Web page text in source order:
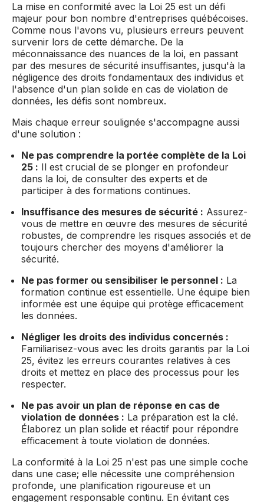
La mise en conformité avec la Loi 25 est un défi
majeur pour bon nombre d'entreprises québécoises.
Comme nous l'avons vu, plusieurs erreurs peuvent
survenir lors de cette démarche. De la
méconnaissance des nuances de la loi, en passant
par des mesures de sécurité insuffisantes, jusqu'à la
négligence des droits fondamentaux des individus et
l'absence d'un plan solide en cas de violation de
données, les défis sont nombreux.
Mais chaque erreur soulignée s'accompagne aussi
d'une solution :
Ne pas comprendre la portée complète de la Loi
25 : Il est crucial de se plonger en profondeur
dans la loi, de consulter des experts et de
participer à des formations continues.
Insuffisance des mesures de sécurité : Assurez-
vous de mettre en œuvre des mesures de sécurité
robustes, de comprendre les risques associés et de
toujours chercher des moyens d'améliorer la
sécurité.
Ne pas former ou sensibiliser le personnel : La
formation continue est essentielle. Une équipe bien
informée est une équipe qui protège efficacement
les données.
Négliger les droits des individus concernés :
Familiarisez-vous avec les droits garantis par la Loi
25, évitez les erreurs courantes relatives à ces
droits et mettez en place des processus pour les
respecter.
Ne pas avoir un plan de réponse en cas de
violation de données : La préparation est la clé.
Élaborez un plan solide et réactif pour répondre
efficacement à toute violation de données.
La conformité à la Loi 25 n'est pas une simple coche
dans une case; elle nécessite une compréhension
profonde, une planification rigoureuse et un
engagement responsable continu. En évitant ces